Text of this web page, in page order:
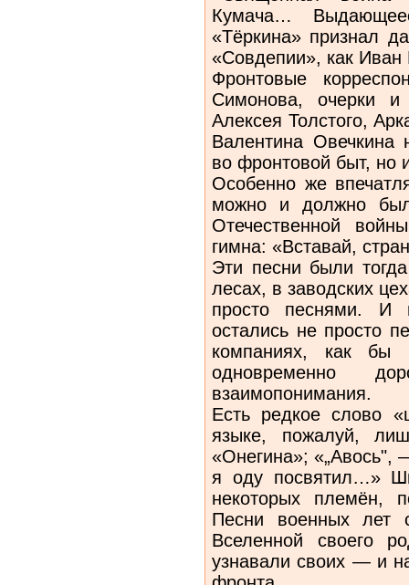
Кумача…
«Тёркина» признал
«Совдепии», как Иван
Фронтовые
Симонова, очерки и
Алексея Толстого,
Валентина
во фронтовой быт, но
Особенно же
можно и должно
Отечественной
гимна: «Вставай,
Эти песни были
лесах, в заводских
просто песнями. И
остались не просто
компаниях, как бы
одновременно
взаимопонимания.
Есть редкое слово
языке, пожалуй,
«Онегина»;
я оду посвятил…»
некоторых племён,
Песни военных лет
Вселенной своего
узнавали своих — и